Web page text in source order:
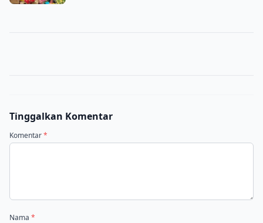
Tinggalkan Komentar
Komentar*
Nama *